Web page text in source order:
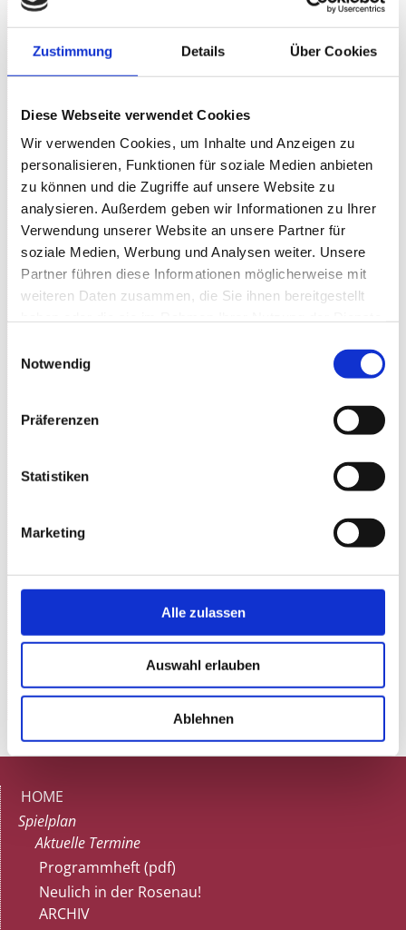
Zustimmung Details Über Cookies
Diese Webseite verwendet Cookies
Wir verwenden Cookies, um Inhalte und Anzeigen zu
personalisieren, Funktionen für soziale Medien anbieten
zu können und die Zugriffe auf unsere Website zu
analysieren. Außerdem geben wir Informationen zu Ihrer
Verwendung unserer Website an unsere Partner für
soziale Medien, Werbung und Analysen weiter. Unsere
Partner führen diese Informationen möglicherweise mit
weiteren Daten zusammen, die Sie ihnen bereitgestellt
Notwendig
Präferenzen
Statistiken
Marketing
Alle zulassen
Auswahl erlauben
Ablehnen
www.topasmagic.de
HOME
Spielplan
Aktuelle Termine
Programmheft (pdf)
Neulich in der Rosenau!
ARCHIV